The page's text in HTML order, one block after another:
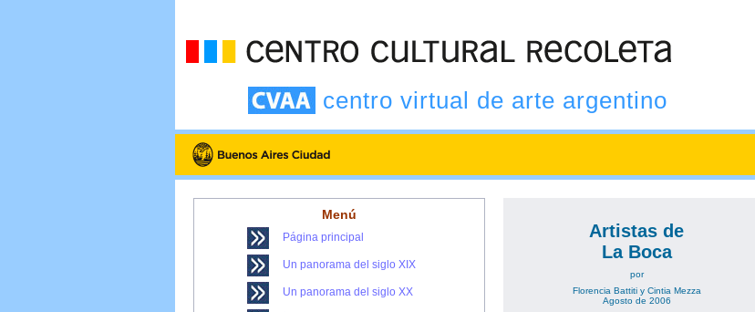
centro virtual de arte argentino
Menú
Página principal
Un panorama del siglo XIX
Un panorama del siglo XX
Artistas de
La Boca
por
Florencia Battiti y Cintia Mezza
Agosto de 2006